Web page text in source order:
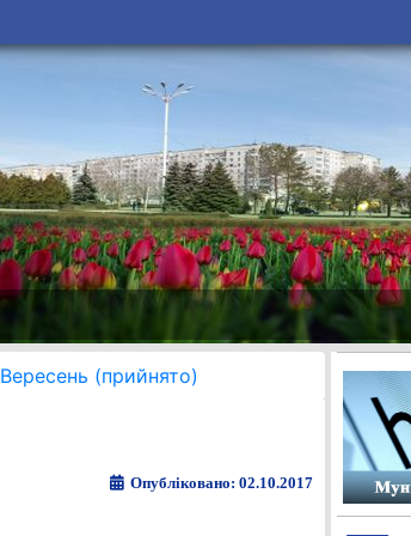
Вересень (прийнято)
Опубліковано: 02.10.2017